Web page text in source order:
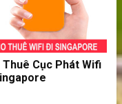
Thuê Cục Phát Wifi